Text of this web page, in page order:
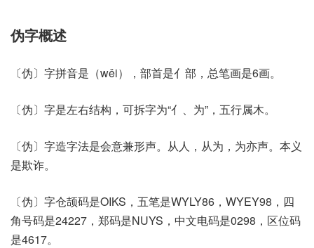
伪字概述
〔伪〕字拼音是（wěi），部首是亻部，总笔画是6画。
〔伪〕字是左右结构，可拆字为“亻、为”，五行属木。
〔伪〕字造字法是会意兼形声。从人，从为，为亦声。本义
是欺诈。
〔伪〕字仓颉码是OIKS，五笔是WYLY86，WYEY98，四
角号码是24227，郑码是NUYS，中文电码是0298，区位码
是4617。